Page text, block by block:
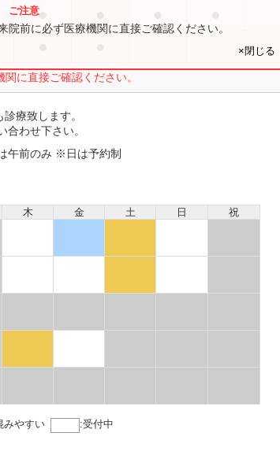
●
に直接ご確認ください。
前に必ず医療機関に直接ご確認ください。
×閉じる
療致します。
わせ下さい。
午前のみ ※日は予約制
木 金 土 日 祝
みやすい :受付中